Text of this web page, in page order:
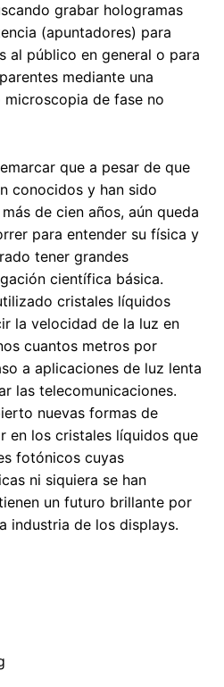
grabar hologramas
(apuntadores) para
al público en general o para
mediante una
de fase no
que a pesar de que
conocidos y han sido
de cien años, aún queda
para entender su física y
tener grandes
científica básica.
cristales líquidos
la velocidad de la luz en
cuantos metros por
a aplicaciones de luz lenta
las telecomunicaciones.
nuevas formas de
en los cristales líquidos que
fotónicos cuyas
ni siquiera se han
un futuro brillante por
industria de los displays.